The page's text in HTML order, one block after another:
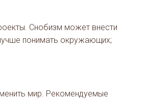
Снобизм может внести
понимать окружающих;
мир. Рекомендуемые